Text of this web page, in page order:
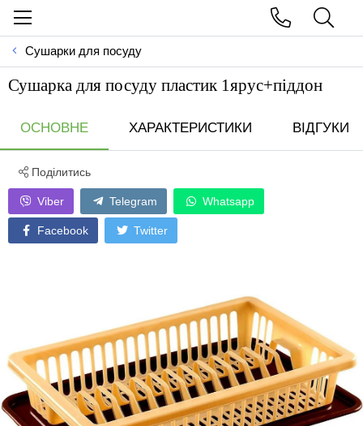
Сушарки для посуду
Сушарка для посуду пластик 1ярус+піддон
ОСНОВНЕ ХАРАКТЕРИСТИКИ ВІДГУКИ
Поділитись
Viber Telegram Whatsapp
Facebook Twitter